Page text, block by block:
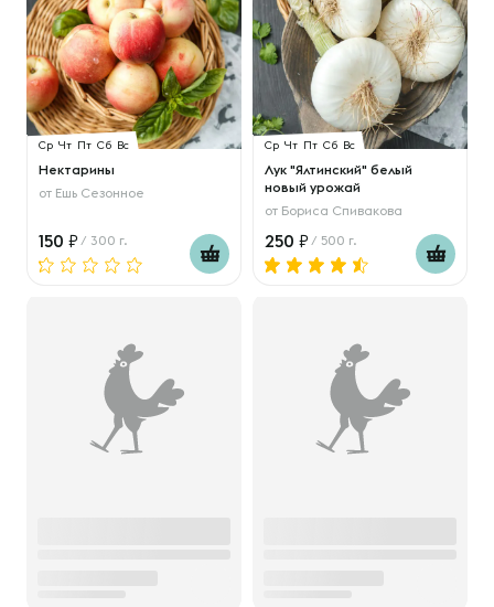
Ср Чт Пт Сб Вс
Нектарины
от Ешь Сезонное
150 / 300 г.
Ср Чт Пт Сб Вс
Лук "Ялтинский" белый
новый урожай
от Бориса Спивакова
250 / 500 г.